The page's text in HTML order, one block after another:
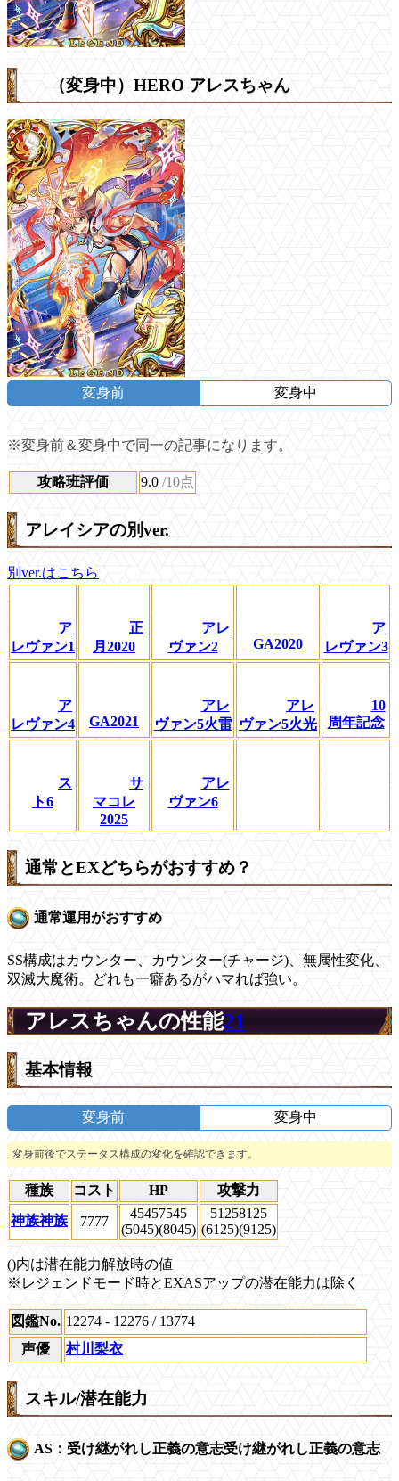
（変身中）HERO アレスちゃん
変身前 変身中
※変身前＆変身中で同一の記事になります。
攻略班評価 9.0 /10点
アレイシアの別ver.
別ver.はこちら
ア
レヴァン1
正
月2020
アレ
ヴァン2
GA2020
ア
レヴァン3
ア
レヴァン4
GA2021
アレ
ヴァン5火雷
アレ
ヴァン5火光
10
周年記念
ス
ト6
サ
マコレ
2025
アレ
ヴァン6
通常とEXどちらがおすすめ？
通常運用がおすすめ
SS構成はカウンター、カウンター(チャージ)、無属性変化、
双滅大魔術。どれも一癖あるがハマれば強い。
アレスちゃんの性能21
基本情報
変身前 変身中
変身前後でステータス構成の変化を確認できます。
種族 コスト HP
攻撃力
神族神族 7777
45457545
(5045)(8045)
51258125
(6125)(9125)
()内は潜在能力解放時の値
※レジェンドモード時とEXASアップの潜在能力は除く
図鑑No. 12274 - 12276 / 13774
声優
村川梨衣
スキル/潜在能力
AS： 受け継がれし正義の意志受け継がれし正義の意志